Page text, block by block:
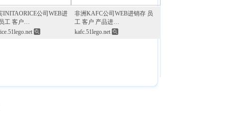
INITAORICE公司WEB进
工 客户…
非洲KAFC公司WEB进销存 员
工 客户 产品进…
kafc.51lego.net